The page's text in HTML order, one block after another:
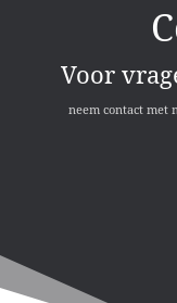
Voor
neem contact met